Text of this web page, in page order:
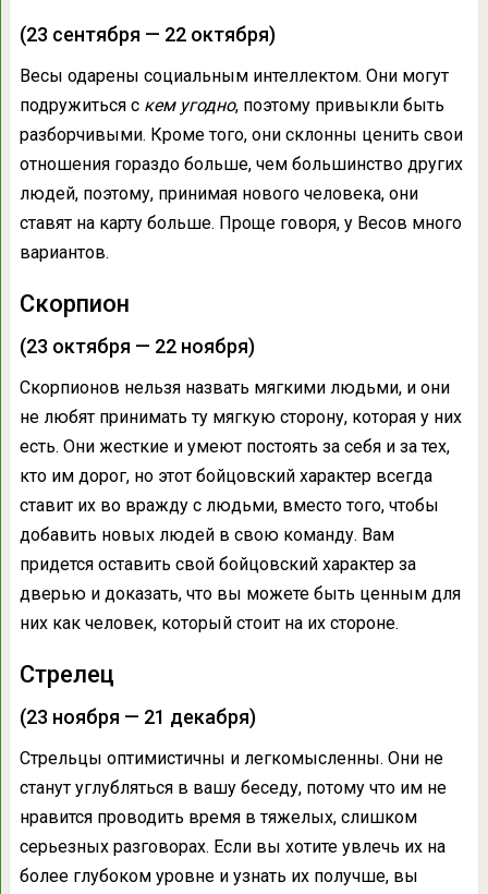
(23 сентября — 22 октября)
Весы одарены социальным интеллектом. Они могут
подружиться с кем угодно, поэтому привыкли быть
разборчивыми. Кроме того, они склонны ценить свои
отношения гораздо больше, чем большинство других
людей, поэтому, принимая нового человека, они
ставят на карту больше. Проще говоря, у Весов много
вариантов.
Скорпион
(23 октября — 22 ноября)
Скорпионов нельзя назвать мягкими людьми, и они
не любят принимать ту мягкую сторону, которая у них
есть. Они жесткие и умеют постоять за себя и за тех,
кто им дорог, но этот бойцовский характер всегда
ставит их во вражду с людьми, вместо того, чтобы
добавить новых людей в свою команду. Вам
придется оставить свой бойцовский характер за
дверью и доказать, что вы можете быть ценным для
них как человек, который стоит на их стороне.
Стрелец
(23 ноября — 21 декабря)
Стрельцы оптимистичны и легкомысленны. Они не
станут углубляться в вашу беседу, потому что им не
нравится проводить время в тяжелых, слишком
серьезных разговорах. Если вы хотите увлечь их на
более глубоком уровне и узнать их получше, вы